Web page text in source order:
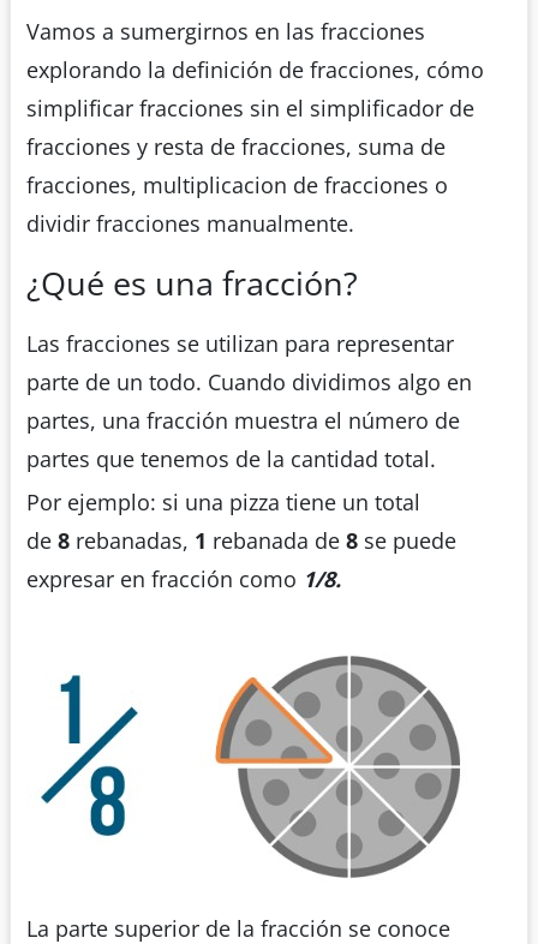
Vamos a sumergirnos en las fracciones
explorando la definición de fracciones, cómo
simplificar fracciones sin el simplificador de
fracciones y resta de fracciones, suma de
fracciones, multiplicacion de fracciones o
dividir fracciones manualmente.
¿Qué es una fracción?
Las fracciones se utilizan para representar
parte de un todo. Cuando dividimos algo en
partes, una fracción muestra el número de
partes que tenemos de la cantidad total.
Por ejemplo: si una pizza tiene un total
de 8 rebanadas, 1 rebanada de 8 se puede
expresar en fracción como 1/8.
La parte superior de la fracción se conoce